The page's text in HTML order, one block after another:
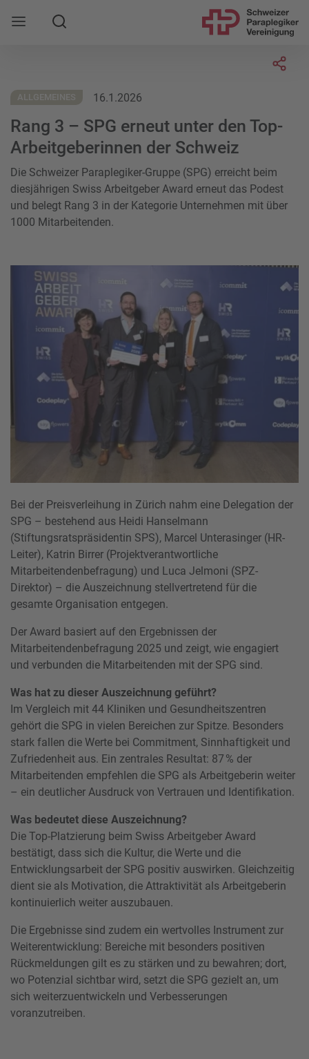
Mobile Navigation öffnen
Suche
ALLGEMEINES 16.1.2026
Rang 3 – SPG erneut unter den Top-
Arbeitgeberinnen der Schweiz
Die Schweizer Paraplegiker-Gruppe (SPG) erreicht beim
diesjährigen Swiss Arbeitgeber Award erneut das Podest
und belegt Rang 3 in der Kategorie Unternehmen mit über
1000 Mitarbeitenden.
Bei der Preisverleihung in Zürich nahm eine Delegation der
SPG – bestehend aus Heidi Hanselmann
(Stiftungsratspräsidentin SPS), Marcel Unterasinger (HR-
Leiter), Katrin Birrer (Projektverantwortliche
Mitarbeitendenbefragung) und Luca Jelmoni (SPZ-
Direktor) – die Auszeichnung stellvertretend für die
gesamte Organisation entgegen.
Der Award basiert auf den Ergebnissen der
Mitarbeitendenbefragung 2025 und zeigt, wie engagiert
und verbunden die Mitarbeitenden mit der SPG sind.
Was hat zu dieser Auszeichnung geführt?
Im Vergleich mit 44 Kliniken und Gesundheitszentren
gehört die SPG in vielen Bereichen zur Spitze. Besonders
stark fallen die Werte bei Commitment, Sinnhaftigkeit und
Zufriedenheit aus. Ein zentrales Resultat: 87 % der
Mitarbeitenden empfehlen die SPG als Arbeitgeberin weiter
– ein deutlicher Ausdruck von Vertrauen und Identifikation.
Was bedeutet diese Auszeichnung?
Die Top-Platzierung beim Swiss Arbeitgeber Award
bestätigt, dass sich die Kultur, die Werte und die
Entwicklungsarbeit der SPG positiv auswirken. Gleichzeitig
dient sie als Motivation, die Attraktivität als Arbeitgeberin
kontinuierlich weiter auszubauen.
Die Ergebnisse sind zudem ein wertvolles Instrument zur
Weiterentwicklung: Bereiche mit besonders positiven
Rückmeldungen gilt es zu stärken und zu bewahren; dort,
wo Potenzial sichtbar wird, setzt die SPG gezielt an, um
sich weiterzuentwickeln und Verbesserungen
voranzutreiben.